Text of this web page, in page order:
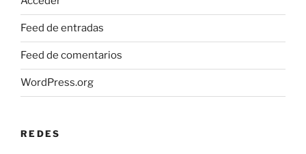
Feed de entradas
Feed de comentarios
WordPress.org
REDES